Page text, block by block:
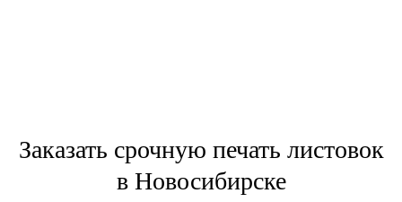
Заказать срочную печать листовок
в Новосибирске